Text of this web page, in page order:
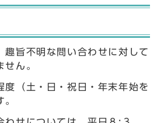
趣旨不明な問い合わせに対して
せん。
度（土・日・祝日・年末年始を